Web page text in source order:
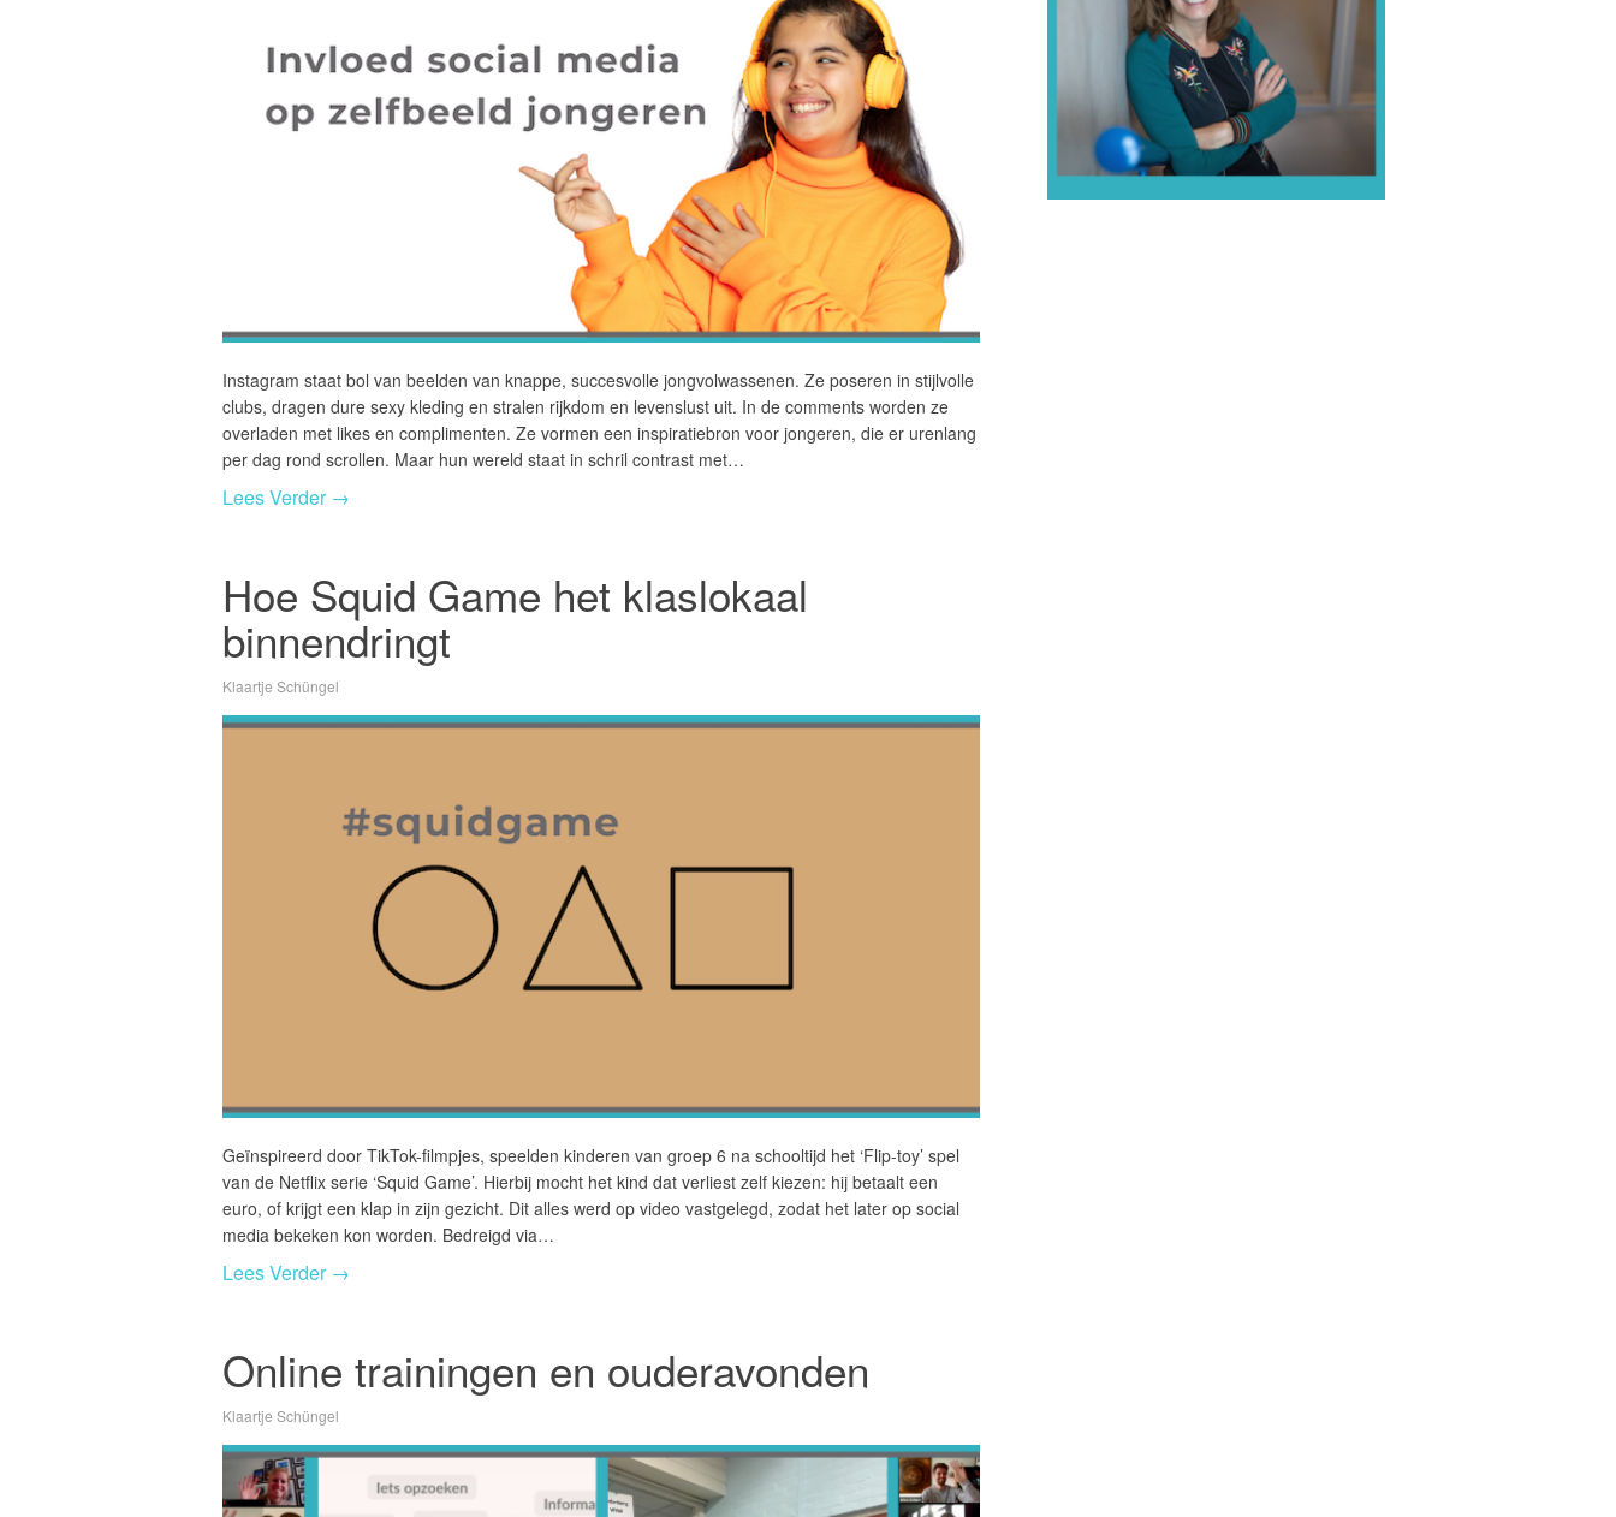
Instagram staat bol van beelden van knappe, succesvolle jongvolwassenen. Ze poseren in stijlvolle
clubs, dragen dure sexy kleding en stralen rijkdom en levenslust uit. In de comments worden ze
overladen met likes en complimenten. Ze vormen een inspiratiebron voor jongeren, die er urenlang
per dag rond scrollen. Maar hun wereld staat in schril contrast met…
Lees Verder →
Hoe Squid Game het klaslokaal
binnendringt
Klaartje Schüngel
Geïnspireerd door TikTok-filmpjes, speelden kinderen van groep 6 na schooltijd het ‘Flip-toy’ spel
van de Netflix serie ‘Squid Game’. Hierbij mocht het kind dat verliest zelf kiezen: hij betaalt een
euro, of krijgt een klap in zijn gezicht. Dit alles werd op video vastgelegd, zodat het later op social
media bekeken kon worden. Bedreigd via…
Lees Verder →
Online trainingen en ouderavonden
Klaartje Schüngel